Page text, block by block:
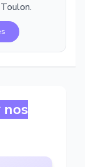
Toulon.
nos